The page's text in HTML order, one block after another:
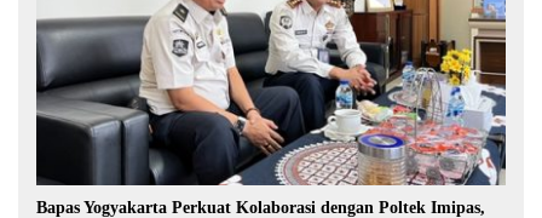
Bapas Yogyakarta Perkuat Kolaborasi dengan Poltek Imipas,